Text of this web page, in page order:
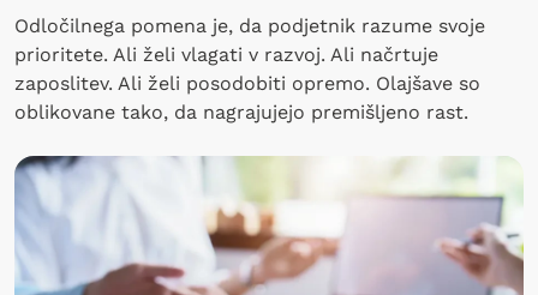
Odločilnega pomena je, da podjetnik razume svoje
prioritete. Ali želi vlagati v razvoj. Ali načrtuje
zaposlitev. Ali želi posodobiti opremo. Olajšave so
oblikovane tako, da nagrajujejo premišljeno rast.